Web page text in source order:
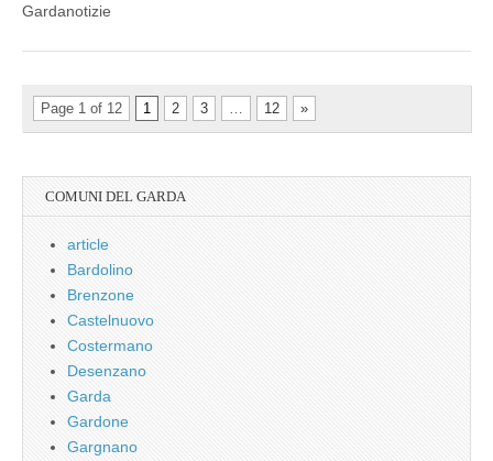
Gardanotizie
Page 1 of 12 1 2 3 12 »
COMUNI DEL GARDA
article
Bardolino
Brenzone
Castelnuovo
Costermano
Desenzano
Garda
Gardone
Gargnano